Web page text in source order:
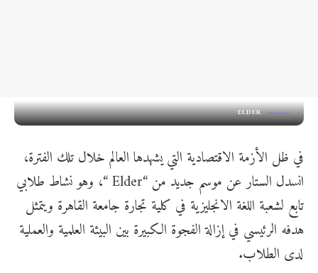
ELDER
في ظل الأزمة الاقتصادية التي يشهدها العالم خلال تلك الفترة،
انسدل الستار عن موسم جديد من “Elder “، وهو نشاط طلابي
تابع لشعبة اللغة الانجليزية في كلية تجارة جامعة القاهرة ويتمثل
هدفه الرئيسي في إزالة الفجوة الكبيرة بين البيئة العلمية والعملية
لدى الطلاب.